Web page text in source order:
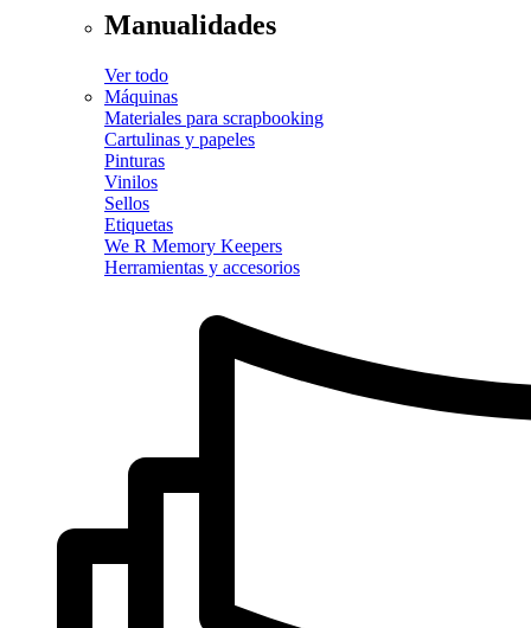
Manualidades
Ver todo
Máquinas
Materiales para scrapbooking
Cartulinas y papeles
Pinturas
Vinilos
Sellos
Etiquetas
We R Memory Keepers
Herramientas y accesorios